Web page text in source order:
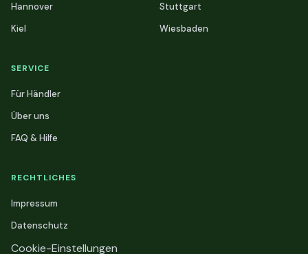
Hannover
Kiel
Stuttgart
Wiesbaden
SERVICE
Für Händler
Über uns
FAQ & Hilfe
RECHTLICHES
Impressum
Datenschutz
Cookie-Einstellungen